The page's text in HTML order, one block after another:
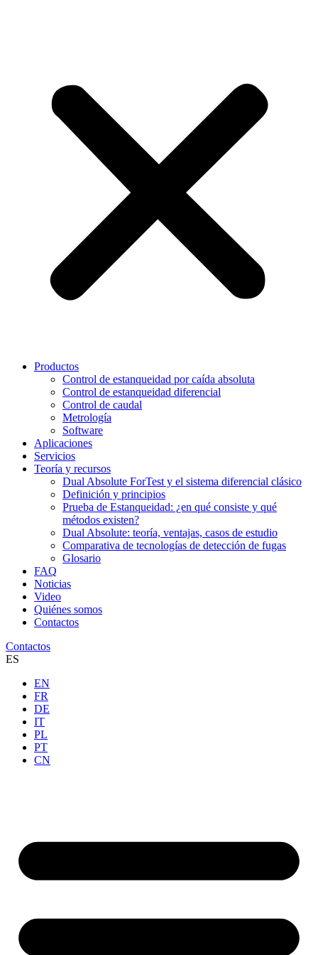
Productos
Control de estanqueidad por caída absoluta
Control de estanqueidad diferencial
Control de caudal
Metrología
Software
Aplicaciones
Servicios
Teoría y recursos
Dual Absolute ForTest y el sistema diferencial clásico
Definición y principios
Prueba de Estanqueidad: ¿en qué consiste y qué
métodos existen?
Dual Absolute: teoría, ventajas, casos de estudio
Comparativa de tecnologías de detección de fugas
Glosario
FAQ
Noticias
Video
Quiénes somos
Contactos
Contactos
ES
EN
FR
DE
IT
PL
PT
CN